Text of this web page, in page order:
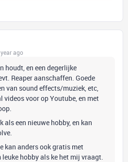
ago
houdt, en een degerlijke
Reaper aanschaffen. Goede
van sound effects/muziek, etc,
videos voor op Youtube, en met
als een nieuwe hobby, en kan
kan anders ook gratis met
leuke hobby als ke het mij vraagt.